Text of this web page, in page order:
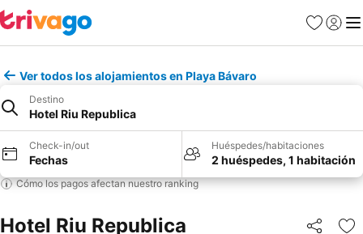
Favoritos
Iniciar
Ver todos los alojamientos en Playa Bávaro
Destino
Hotel Riu Republica
Check-in/out
Fechas
Huéspedes/habitaciones
2 huéspedes, 1 habitación
Cómo los pagos afectan nuestro ranking
Hotel Riu Republica